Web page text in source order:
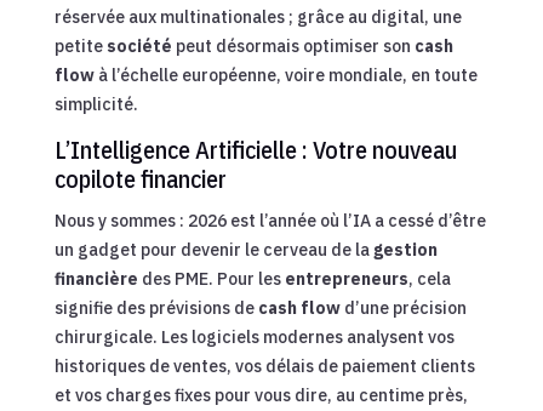
réservée aux multinationales ; grâce au digital, une
petite société peut désormais optimiser son cash
flowà l’échelle européenne, voire mondiale, en toute
simplicité.
L’Intelligence Artificielle : Votre nouveau
copilote financier
Nous y sommes : 2026 est l’année où l’IA a cessé d’être
un gadget pour devenir le cerveau de la gestion
financière des PME. Pour les entrepreneurs, cela
signifie des prévisions de cash flowd’une précision
chirurgicale. Les logiciels modernes analysent vos
historiques de ventes, vos délais de paiement clients
et vos charges fixes pour vous dire, au centime près,